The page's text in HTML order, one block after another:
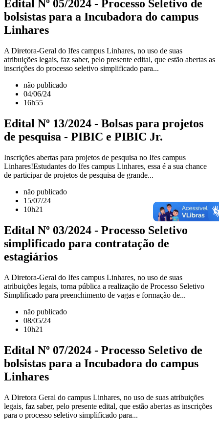
Edital Nº 05/2024 - Processo Seletivo de
bolsistas para a Incubadora do campus
Linhares
A Diretora-Geral do Ifes campus Linhares, no uso de suas
atribuições legais, faz saber, pelo presente edital, que estão abertas as
inscrições do processo seletivo simplificado para...
não publicado
04/06/24
16h55
Edital Nº 13/2024 - Bolsas para projetos
de pesquisa - PIBIC e PIBIC Jr.
Inscrições abertas para projetos de pesquisa no Ifes campus
Linhares!Estudantes do Ifes campus Linhares, essa é a sua chance
de participar de projetos de pesquisa de grande...
não publicado
15/07/24
10h21
Edital Nº 03/2024 - Processo Seletivo
simplificado para contratação de
estagiários
A Diretora-Geral do Ifes campus Linhares, no uso de suas
atribuições legais, torna pública a realização de Processo Seletivo
Simplificado para preenchimento de vagas e formação de...
não publicado
08/05/24
10h21
Edital Nº 07/2024 - Processo Seletivo de
bolsistas para a Incubadora do campus
Linhares
A Diretora Geral do campus Linhares, no uso de suas atribuições
legais, faz saber, pelo presente edital, que estão abertas as inscrições
para o processo seletivo simplificado para...